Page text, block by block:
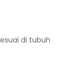
di tubuh